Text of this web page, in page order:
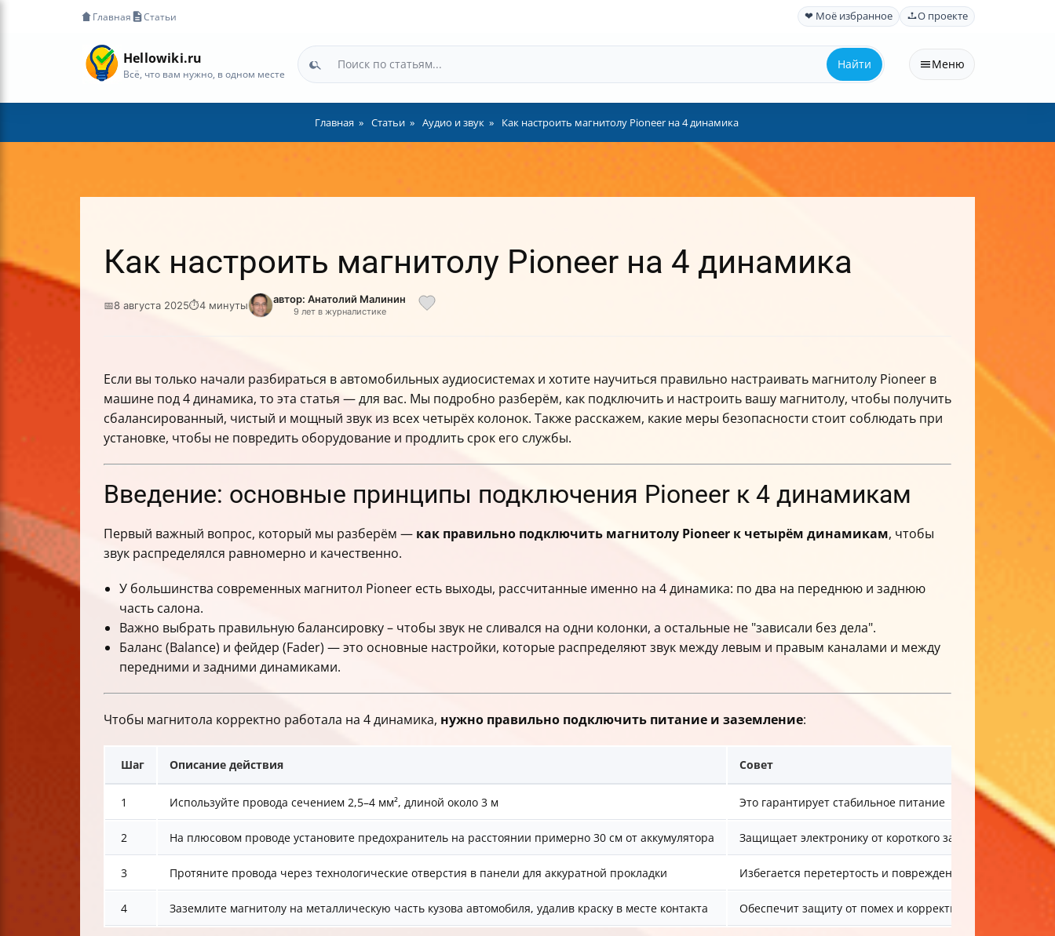
Главная Статьи ❤ Моё избранное О проекте
Hellowiki.ru
Всё, что вам нужно, в одном месте
Найти Меню
Главная Статьи Аудио и звук Как настроить магнитолу Pioneer на 4 динамика
Как настроить магнитолу Pioneer на 4 динамика
📅8 августа 2025⏱4 минуты автор: Анатолий Малинин
9 лет в журналистике
Если вы только начали разбираться в автомобильных аудиосистемах и хотите научиться правильно настраивать магнитолу Pioneer в
машине под 4 динамика, то эта статья — для вас. Мы подробно разберём, как подключить и настроить вашу магнитолу, чтобы получить
сбалансированный, чистый и мощный звук из всех четырёх колонок. Также расскажем, какие меры безопасности стоит соблюдать при
установке, чтобы не повредить оборудование и продлить срок его службы.
Введение: основные принципы подключения Pioneer к 4 динамикам
Первый важный вопрос, который мы разберём — как правильно подключить магнитолу Pioneer к четырём динамикам, чтобы
звук распределялся равномерно и качественно.
У большинства современных магнитол Pioneer есть выходы, рассчитанные именно на 4 динамика: по два на переднюю и заднюю
часть салона.
Важно выбрать правильную балансировку – чтобы звук не сливался на одни колонки, а остальные не "зависали без дела".
Баланс (Balance) и фейдер (Fader) — это основные настройки, которые распределяют звук между левым и правым каналами и между
передними и задними динамиками.
Чтобы магнитола корректно работала на 4 динамика, нужно правильно подключить питание и заземление:
Шаг Описание действия Совет
1 Используйте провода сечением 2,5–4 мм², длиной около 3 м Это гарантирует стабильное питание
2 На плюсовом проводе установите предохранитель на расстоянии примерно 30 см от аккумулятора Защищает электронику от короткого замыкания
3 Протяните провода через технологические отверстия в панели для аккуратной прокладки Избегается перетертость и повреждения
4 Заземлите магнитолу на металлическую часть кузова автомобиля, удалив краску в месте контакта Обеспечит защиту от помех и корректную работу